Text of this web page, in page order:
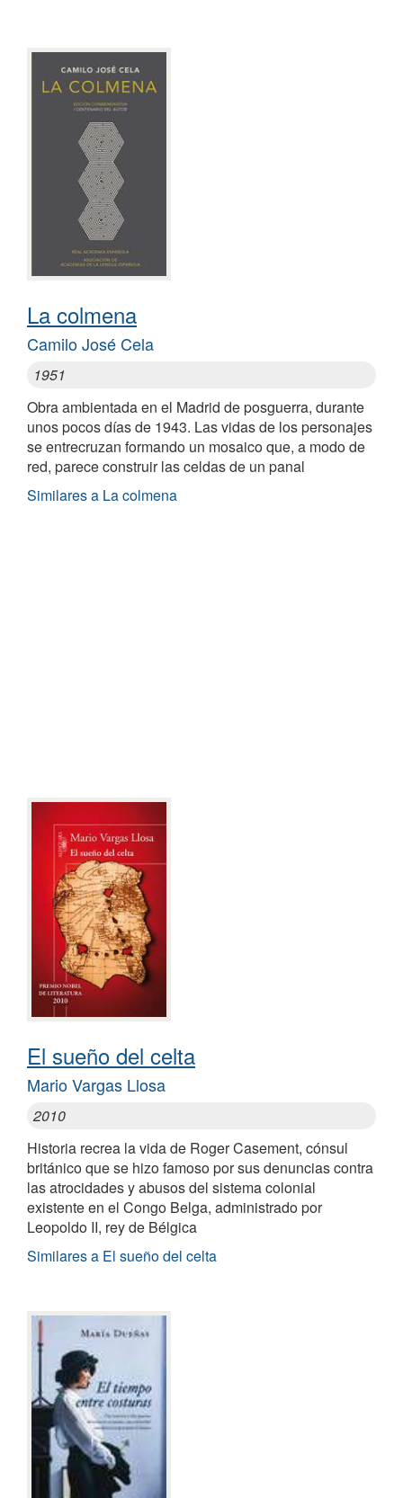
La colmena
Camilo José Cela
1951
Obra ambientada en el Madrid de posguerra, durante
unos pocos días de 1943. Las vidas de los personajes
se entrecruzan formando un mosaico que, a modo de
red, parece construir las celdas de un panal
Similares a La colmena
El sueño del celta
Mario Vargas Llosa
2010
Historia recrea la vida de Roger Casement, cónsul
británico que se hizo famoso por sus denuncias contra
las atrocidades y abusos del sistema colonial
existente en el Congo Belga, administrado por
Leopoldo II, rey de Bélgica
Similares a El sueño del celta